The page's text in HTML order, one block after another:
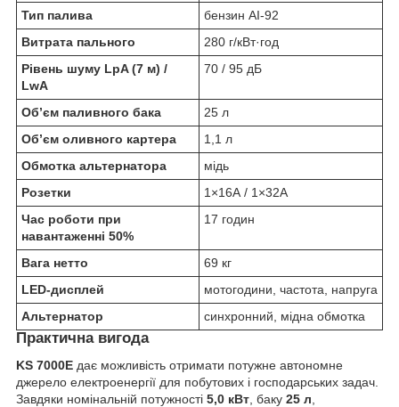
Тип палива
бензин АІ-92
Витрата пального
280 г/кВт·год
Рівень шуму LpA (7 м) /
LwA
70 / 95 дБ
Об’єм паливного бака
25 л
Об’єм оливного картера
1,1 л
Обмотка альтернатора
мідь
Розетки
1×16А / 1×32А
Час роботи при
навантаженні 50%
17 годин
Вага нетто
69 кг
LED-дисплей
мотогодини, частота, напруга
Альтернатор
синхронний, мідна обмотка
Практична вигода
KS 7000E дає можливість отримати потужне автономне
джерело електроенергії для побутових і господарських задач.
Завдяки номінальній потужності 5,0 кВт , баку 25 л